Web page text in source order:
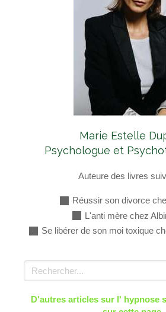
Marie Estelle
Psychologue et
Auteure des livres
Réussir son divorce
L'anti mère chez
Se libérer de son moi toxique
Rechercher
D'autres articles sur l' hypnose